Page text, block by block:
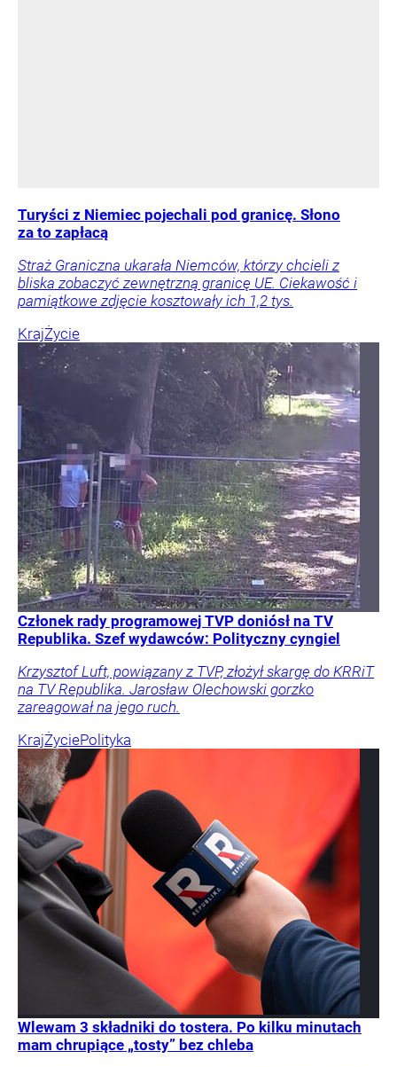
Turyści z Niemiec pojechali pod granicę. Słono
za to zapłacą
Straż Graniczna ukarała Niemców, którzy chcieli z
bliska zobaczyć zewnętrzną granicę UE. Ciekawość i
pamiątkowe zdjęcie kosztowały ich 1,2 tys.
KrajŻycie
Członek rady programowej TVP doniósł na TV
Republika. Szef wydawców: Polityczny cyngiel
Krzysztof Luft, powiązany z TVP, złożył skargę do KRRiT
na TV Republika. Jarosław Olechowski gorzko
zareagował na jego ruch.
KrajŻyciePolityka
Wlewam 3 składniki do tostera. Po kilku minutach
mam chrupiące „tosty” bez chleba